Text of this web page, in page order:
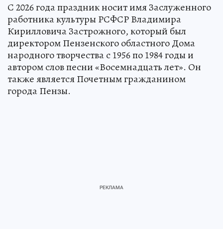
С 2026 года праздник носит имя Заслуженного
работника культуры РСФСР Владимира
Кирилловича Застрожного, который был
директором Пензенского областного Дома
народного творчества с 1956 по 1984 годы и
автором слов песни «Восемнадцать лет». Он
также является Почетным гражданином
города Пензы.